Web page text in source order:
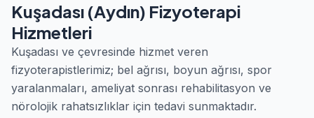
Kuşadası (Aydın) Fizyoterapi
Hizmetleri
Kuşadası ve çevresinde hizmet veren
fizyoterapistlerimiz; bel ağrısı, boyun ağrısı, spor
yaralanmaları, ameliyat sonrası rehabilitasyon ve
nörolojik rahatsızlıklar için tedavi sunmaktadır.